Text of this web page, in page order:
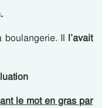
boulangerie. Il l’avait
le mot en gras par